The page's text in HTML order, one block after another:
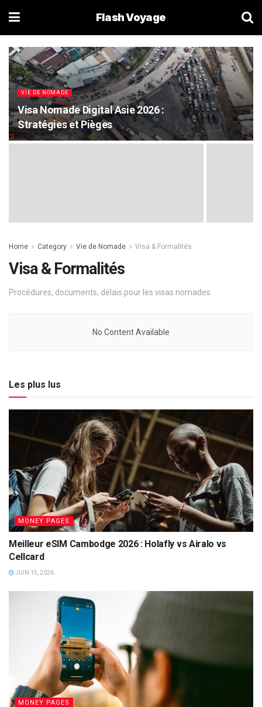
Flash Voyage
VIE DE NOMADE
Visa Nomade Digital Asie 2026 :
Stratégies et Pièges
Home Category Vie de Nomade Visa & Formalités
Visa & Formalités
Procédures, documents, délais pour les visas nomades
No Content Available
Les plus lus
MONEY PAGES
Meilleur eSIM Cambodge 2026 : Holafly vs Airalo vs
Cellcard
JUIN 15, 2026
MONEY PAGES